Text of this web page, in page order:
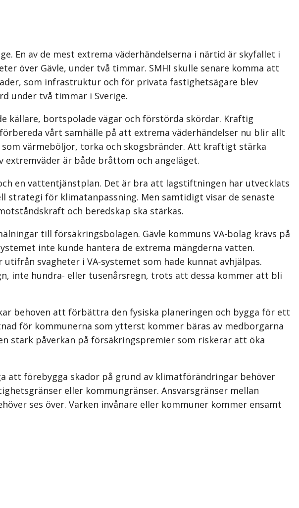
En av de mest extrema väderhändelserna i närtid är skyfallet i
över Gävle, under två timmar. SMHI skulle senare komma att
som infrastruktur och för privata fastighets­ägare blev
under två timmar i Sverige.
källare, bortspolade vägar och förstörda skördar. Kraftig
vårt samhälle på att extrema väderhändelser nu blir allt
värmeböljor, torka och skogsbränder. Att kraftigt stärka
är både bråttom och angeläget.
en vattentjänstplan. Det är bra att lagstiftningen har utvecklats
för klimat­anpassning. Men samtidigt visar de senaste
och beredskap ska stärkas.
till försäkringsbolagen. Gävle kommuns VA-bolag krävs på
inte kunde hantera de extrema mängderna vatten.
svagheter i VA-systemet som hade kunnat avhjälpas.
inte hundra- eller tusenårsregn, trots att dessa kommer att bli
behoven att förbättra den fysiska planeringen och bygga för ett
för kommunerna som ytterst kommer bäras av medborgarna
stark påverkan på försäkringspremier som riskerar att öka
att förebygga skador på grund av klimatförändringar behöver
eller kommungränser. Ansvarsgränser mellan
ses över. Varken invånare eller kommuner kommer ensamt